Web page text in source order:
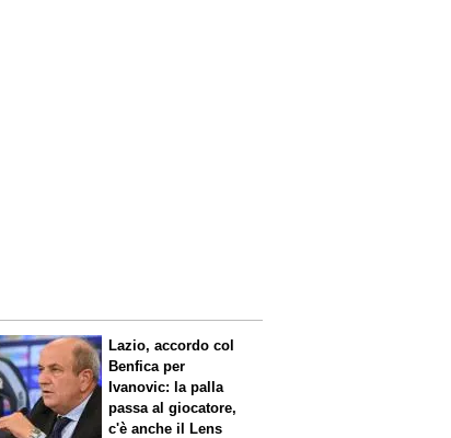
Lazio, accordo col
Benfica per
Ivanovic: la palla
passa al giocatore,
c'è anche il Lens